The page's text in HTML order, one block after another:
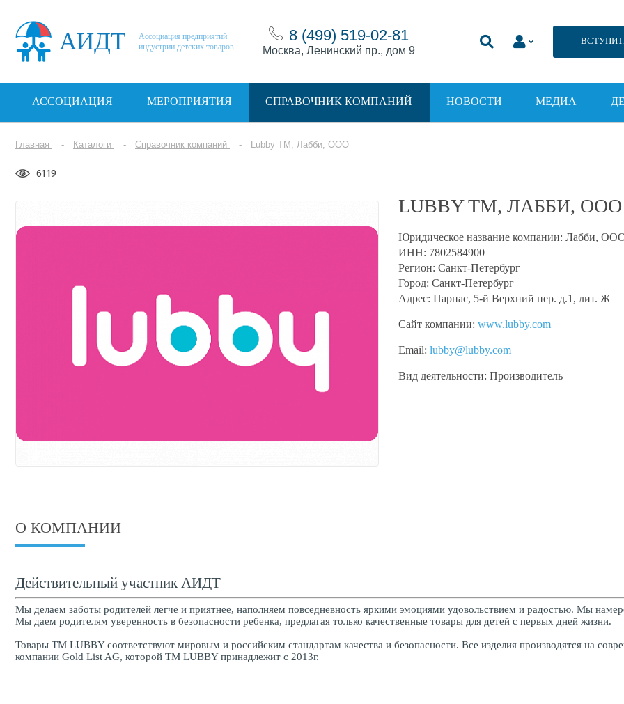
АИДТ
Ассоциация предприятий
индустрии детских товаров
8 (499) 519-02-81
Москва, Ленинский пр., дом 9
АССОЦИАЦИЯ МЕРОПРИЯТИЯ СПРАВОЧНИК КОМПАНИЙ НОВОСТИ МЕДИА
Главная Каталоги Справочник компаний Lubby TM, Лабби, ООО
6119
LUBBY TM, ЛАББИ, ООО
Юридическое название компании: Лабби,
ИНН: 7802584900
Регион: Санкт-Петербург
Город: Санкт-Петербург
Адрес: Парнас, 5-й Верхний пер. д.1, лит. Ж
Сайт компании: www.lubby.com
Email: lubby@lubby.com
Вид деятельности: Производитель
О КОМПАНИИ
Действительный участник АИДТ
Мы делаем заботы родителей легче и приятнее, наполняем повседневность яркими эмоциями удовольствием и радостью. Мы
Мы даем родителям уверенность в безопасности ребенка, предлагая только качественные товары для детей с первых дней жизни.
Товары ТМ LUBBY соответствуют мировым и российским стандартам качества и безопасности. Все изделия производятся на
компании Gold List AG, которой ТМ LUBBY принадлежит с 2013г.